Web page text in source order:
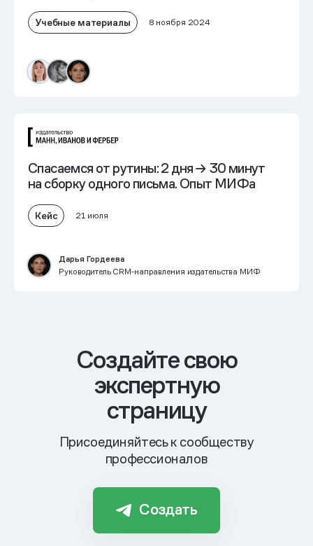
Учебные материалы 8 ноября 2024
Спасаемся от рутины:2 дня → 30 минут
на сборку одного письма. Опыт МИФа
Кейс 21 июля
Дарья Гордеева
Руководитель CRM‑направления издательства МИФ
Cоздайте свою
экспертную
страницу
Присоединяйтесь к сообществу
профессионалов
Создать